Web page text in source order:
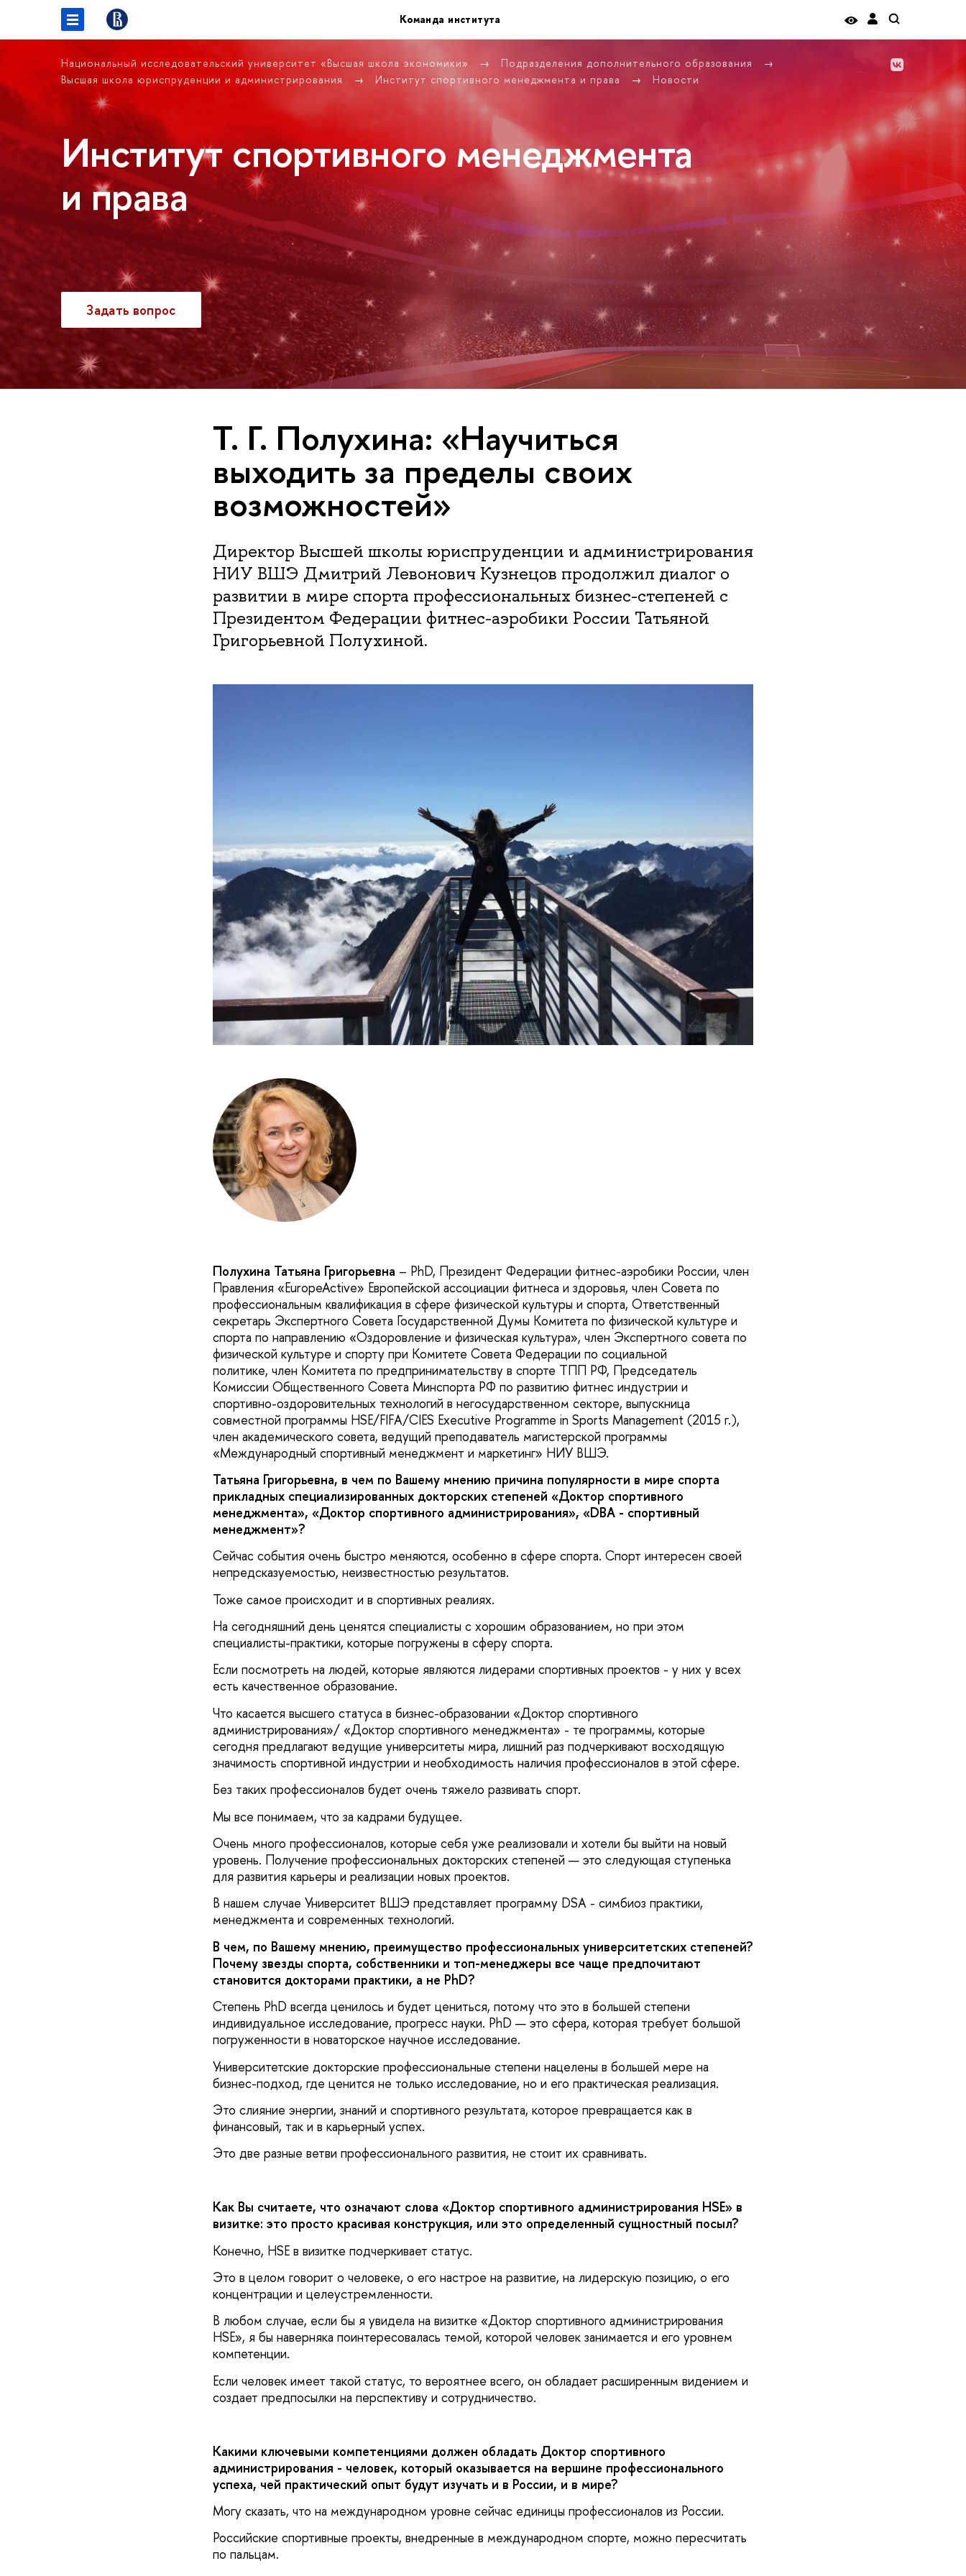
Команда института
Национальный исследовательский университет «Высшая школа экономики»
Подразделения дополнительного образования
Высшая школа юриспруденции и администрирования
Институт спортивного менеджмента и права Новости
Институт спортивного менеджмента
и права
Задать вопрос
Т. Г. Полухина: «Научиться
выходить за пределы своих
возможностей»
Директор Высшей школы юриспруденции и администрирования
НИУ ВШЭ Дмитрий Левонович Кузнецов продолжил диалог о
развитии в мире спорта профессиональных бизнес-степеней с
Президентом Федерации фитнес-аэробики России Татьяной
Григорьевной Полухиной.
Полухина Татьяна Григорьевна – PhD, Президент Федерации фитнес-аэробики России, член
Правления «ЕuropeActive» Европейской ассоциации фитнеса и здоровья, член Совета по
профессиональным квалификация в сфере физической культуры и спорта, Ответственный
секретарь Экспертного Совета Государственной Думы Комитета по физической культуре и
спорта по направлению «Оздоровление и физическая культура», член Экспертного совета по
физической культуре и спорту при Комитете Совета Федерации по социальной
политике, член Комитета по предпринимательству в спорте ТПП РФ, Председатель
Комиссии Общественного Совета Минспорта РФ по развитию фитнес индустрии и
спортивно-оздоровительных технологий в негосударственном секторе, выпускница
совместной программы HSE/FIFA/CIES Executive Programme in Sports Management (2015 г.),
член академического совета, ведущий преподаватель магистерской программы
«Международный спортивный менеджмент и маркетинг» НИУ ВШЭ.
Татьяна Григорьевна, в чем по Вашему мнению причина популярности в мире спорта
прикладных специализированных докторских степеней «Доктор спортивного
менеджмента», «Доктор спортивного администрирования», «DBA - спортивный
менеджмент»?
Сейчас события очень быстро меняются, особенно в сфере спорта. Спорт интересен своей
непредсказуемостью, неизвестностью результатов.
Тоже самое происходит и в спортивных реалиях.
На сегодняшний день ценятся специалисты с хорошим образованием, но при этом
специалисты-практики, которые погружены в сферу спорта.
Если посмотреть на людей, которые являются лидерами спортивных проектов - у них у всех
есть качественное образование.
Что касается высшего статуса в бизнес-образовании «Доктор спортивного
администрирования»/ «Доктор спортивного менеджмента» - те программы, которые
сегодня предлагают ведущие университеты мира, лишний раз подчеркивают восходящую
значимость спортивной индустрии и необходимость наличия профессионалов в этой сфере.
Без таких профессионалов будет очень тяжело развивать спорт.
Мы все понимаем, что за кадрами будущее.
Очень много профессионалов, которые себя уже реализовали и хотели бы выйти на новый
уровень. Получение профессиональных докторских степеней — это следующая ступенька
для развития карьеры и реализации новых проектов.
В нашем случае Университет ВШЭ представляет программу DSA - симбиоз практики,
менеджмента и современных технологий.
В чем, по Вашему мнению, преимущество профессиональных университетских степеней?
Почему звезды спорта, собственники и топ-менеджеры все чаще предпочитают
становится докторами практики, а не PhD?
Степень PhD всегда ценилось и будет цениться, потому что это в большей степени
индивидуальное исследование, прогресс науки. PhD — это сфера, которая требует большой
погруженности в новаторское научное исследование.
Университетские докторские профессиональные степени нацелены в большей мере на
бизнес-подход, где ценится не только исследование, но и его практическая реализация.
Это слияние энергии, знаний и спортивного результата, которое превращается как в
финансовый, так и в карьерный успех.
Это две разные ветви профессионального развития, не стоит их сравнивать.
Как Вы считаете, что означают слова «Доктор спортивного администрирования HSE» в
визитке: это просто красивая конструкция, или это определенный сущностный посыл?
Конечно, HSE в визитке подчеркивает статус.
Это в целом говорит о человеке, о его настрое на развитие, на лидерскую позицию, о его
концентрации и целеустремленности.
В любом случае, если бы я увидела на визитке «Доктор спортивного администрирования
HSE», я бы наверняка поинтересовалась темой, которой человек занимается и его уровнем
компетенции.
Если человек имеет такой статус, то вероятнее всего, он обладает расширенным видением и
создает предпосылки на перспективу и сотрудничество.
Какими ключевыми компетенциями должен обладать Доктор спортивного
администрирования - человек, который оказывается на вершине профессионального
успеха, чей практический опыт будут изучать и в России, и в мире?
Могу сказать, что на международном уровне сейчас единицы профессионалов из России.
Российские спортивные проекты, внедренные в международном спорте, можно пересчитать
по пальцам.